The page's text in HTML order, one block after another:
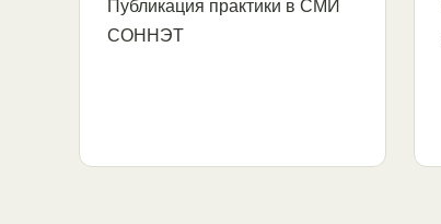
Публикация практики в СМИ
СОННЭТ